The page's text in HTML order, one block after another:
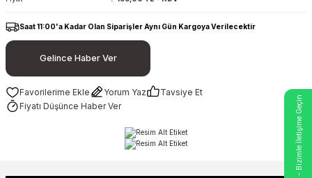
Saat 11:00'a Kadar Olan Siparişler Aynı Gün Kargoya Verilecektir
Gelince Haber Ver
Yorum Yaz
Tavsiye Et
Fiyatı Düşünce Haber Ver
- Bizimle İletişime Geçin